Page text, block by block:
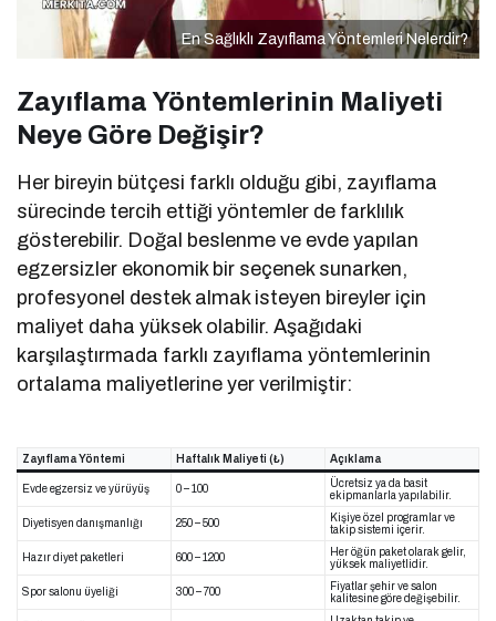
En Sağlıklı Zayıflama Yöntemleri Nelerdir?
Zayıflama Yöntemlerinin Maliyeti
Neye Göre Değişir?
Her bireyin bütçesi farklı olduğu gibi, zayıflama
sürecinde tercih ettiği yöntemler de farklılık
gösterebilir. Doğal beslenme ve evde yapılan
egzersizler ekonomik bir seçenek sunarken,
profesyonel destek almak isteyen bireyler için
maliyet daha yüksek olabilir. Aşağıdaki
karşılaştırmada farklı zayıflama yöntemlerinin
ortalama maliyetlerine yer verilmiştir:
Zayıflama Yöntemi Haftalık Maliyeti (₺) Açıklama
Evde egzersiz ve yürüyüş 0 – 100
Ücretsiz ya da basit
ekipmanlarla yapılabilir.
Diyetisyen danışmanlığı 250 – 500
Kişiye özel programlar ve
takip sistemi içerir.
Hazır diyet paketleri 600 – 1200
Her öğün paket olarak gelir,
yüksek maliyetlidir.
Spor salonu üyeliği 300 – 700
Fiyatlar şehir ve salon
kalitesine göre değişebilir.